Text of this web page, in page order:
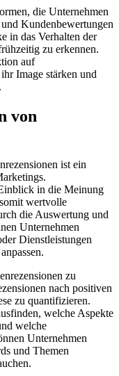
die Unternehmen
Kundenbewertungen
in das Verhalten der
zu erkennen.
auf
Image stärken und
von
ist ein
in die Meinung
wertvolle
die Auswertung und
Unternehmen
Dienstleistungen
zu
nach positiven
zu quantifizieren.
welche Aspekte
welche
Unternehmen
und Themen